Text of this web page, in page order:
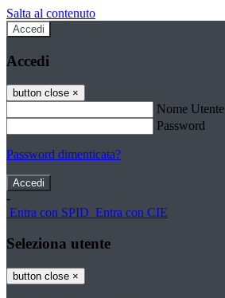
Salta al contenuto
Accedi
Accedi
button close ×
Nome Utente
Password
Password dimenticata?
-
Entra con SPID Entra con CIE
Seleziona utente
button close ×